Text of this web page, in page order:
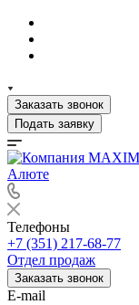
Заказать звонок
Подать заявку
Телефоны
+7 (351) 217-68-77
Отдел продаж
Заказать звонок
E-mail